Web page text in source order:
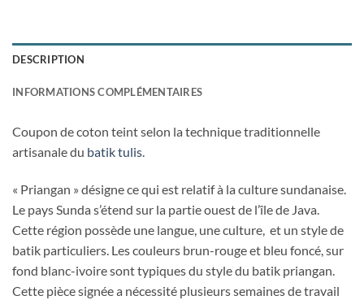
DESCRIPTION
INFORMATIONS COMPLÉMENTAIRES
Coupon de coton teint selon la technique traditionnelle
artisanale du batik tulis.
« Priangan » désigne ce qui est relatif à la culture sundanaise.
Le pays Sunda s’étend sur la partie ouest de l’île de Java.
Cette région possède une langue, une culture, et un style de
batik particuliers. Les couleurs brun-rouge et bleu foncé, sur
fond blanc-ivoire sont typiques du style du batik priangan.
Cette pièce signée a nécessité plusieurs semaines de travail